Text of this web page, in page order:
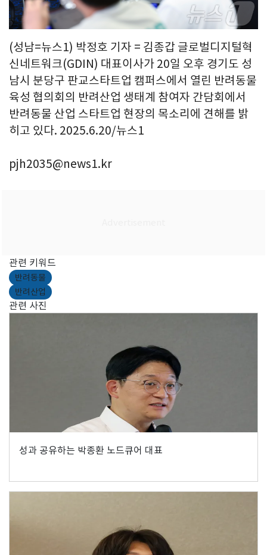
(성남=뉴스1) 박정호 기자 = 김종갑 글로벌디지털혁
신네트워크(GDIN) 대표이사가 20일 오후 경기도 성
남시 분당구 판교스타트업 캠퍼스에서 열린 반려동물
육성 협의회의 반려산업 생태계 참여자 간담회에서
반려동물 산업 스타트업 현장의 목소리에 견해를 밝
히고 있다. 2025.6.20/뉴스1
pjh2035@news1.kr
관련 키워드
반려동물
반려산업
관련 사진
성과 공유하는 박종환 노드큐어 대표